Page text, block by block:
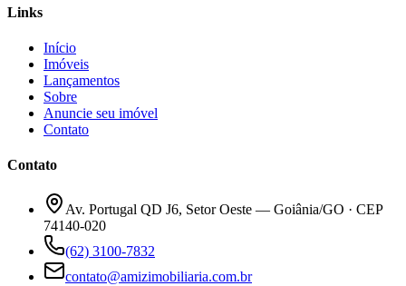
Links
Início
Imóveis
Lançamentos
Sobre
Anuncie seu imóvel
Contato
Contato
Av. Portugal QD J6, Setor Oeste — Goiânia/GO · CEP
74140-020
(62) 3100-7832
contato@amizimobiliaria.com.br